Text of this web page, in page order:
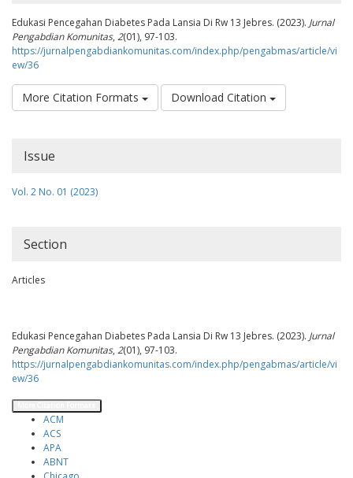
Edukasi Pencegahan Diabetes Pada Lansia Di Rw 13 Jebres. (2023). Jurnal
Pengabdian Komunitas, 2(01), 97-103.
https://jurnalpengabdiankomunitas.com/index.php/pengabmas/article/vi
ew/36
More Citation Formats Download Citation
Issue
Vol. 2 No. 01 (2023)
Section
Articles
Edukasi Pencegahan Diabetes Pada Lansia Di Rw 13 Jebres. (2023). Jurnal
Pengabdian Komunitas, 2(01), 97-103.
https://jurnalpengabdiankomunitas.com/index.php/pengabmas/article/vi
ew/36
ACM
ACS
APA
ABNT